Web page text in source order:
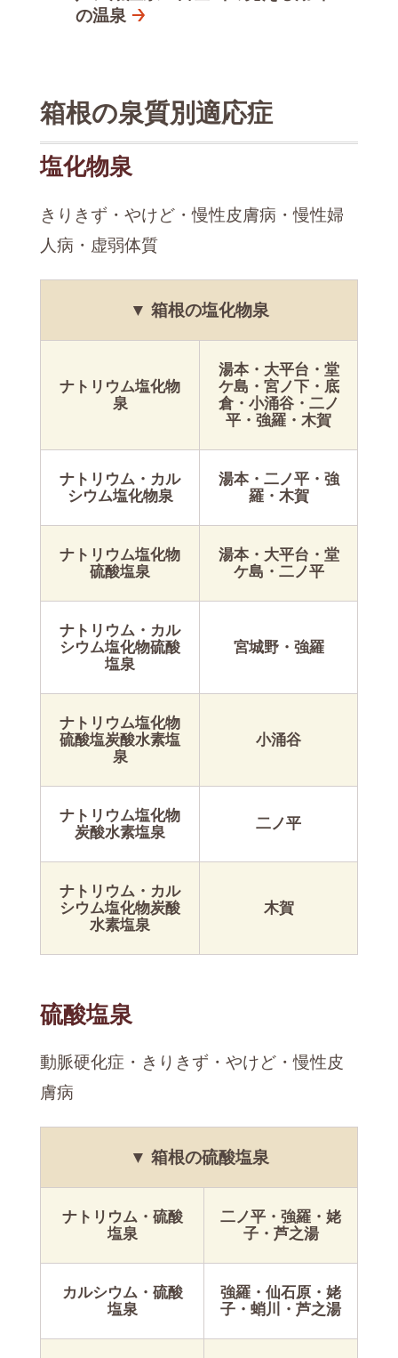
の温泉
箱根の泉質別適応症
塩化物泉
きりきず・やけど・慢性皮膚病・慢性婦
人病・虚弱体質
▼ 箱根の塩化物泉
ナトリウム塩化物
泉
湯本・大平台・堂
ケ島・宮ノ下・底
倉・小涌谷・二ノ
平・強羅・木賀
ナトリウム・カル
シウム塩化物泉
湯本・二ノ平・強
羅・木賀
ナトリウム塩化物
硫酸塩泉
湯本・大平台・堂
ケ島・二ノ平
ナトリウム・カル
シウム塩化物硫酸
塩泉
宮城野・強羅
ナトリウム塩化物
硫酸塩炭酸水素塩
泉
小涌谷
ナトリウム塩化物
炭酸水素塩泉
二ノ平
ナトリウム・カル
シウム塩化物炭酸
水素塩泉
木賀
硫酸塩泉
動脈硬化症・きりきず・やけど・慢性皮
膚病
▼ 箱根の硫酸塩泉
ナトリウム・硫酸
塩泉
二ノ平・強羅・姥
子・芦之湯
カルシウム・硫酸
塩泉
強羅・仙石原・姥
子・蛸川・芦之湯